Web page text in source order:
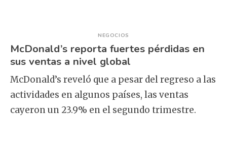
NEGOCIOS
McDonald’s reporta fuertes pérdidas en
sus ventas a nivel global
McDonald’s reveló que a pesar del regreso a las
actividades en algunos países, las ventas
cayeron un 23.9% en el segundo trimestre.